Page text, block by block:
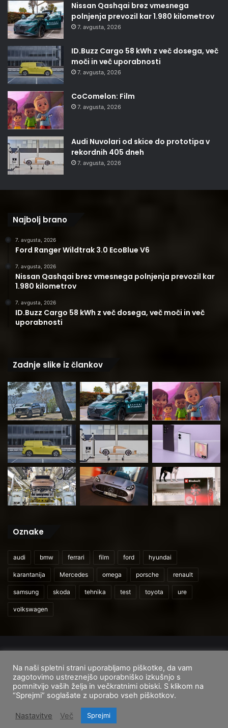
Nissan Qashqai brez vmesnega
polnjenja prevozil kar 1.980 kilometrov
7. avgusta, 2026
ID.Buzz Cargo 58 kWh z več dosega, več
moči in več uporabnosti
7. avgusta, 2026
CoComelon: Film
7. avgusta, 2026
Audi Nuvolari od skice do prototipa v
rekordnih 405 dneh
7. avgusta, 2026
Najbolj brano
7. avgusta, 2026
Ford Ranger Wildtrak 3.0 EcoBlue V6
7. avgusta, 2026
Nissan Qashqai brez vmesnega polnjenja prevozil kar
1.980 kilometrov
7. avgusta, 2026
ID.Buzz Cargo 58 kWh z več dosega, več moči in več
uporabnosti
Zadnje slike iz člankov
Oznake
audi bmw ferrari film ford hyundai
karantanija Mercedes omega porsche renault
samsung skoda tehnika test toyota ure
volkswagen
Domov
O nas Cenik storitev Pogoji uporabe
FacebookInstagram
TikTok
Na naši spletni strani uporabljamo piškotke, da vam
zagotovimo ustreznejšo uporabniško izkušnjo s
pomnitvijo vaših želja in večkratnimi obiski. S klikom na
“Sprejmi” soglašate z uporabo vseh piškotkov.
Nastavitve Več Sprejmi